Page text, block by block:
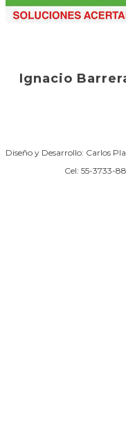
Ignacio
Diseño y Desarrollo: Carlos
Cel: 55-3733-